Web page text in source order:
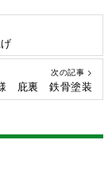
次の記事 >
庇裏 鉄骨塗装